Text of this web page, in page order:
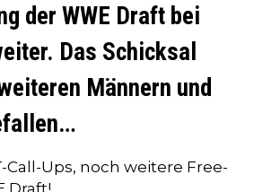
der WWE Draft bei
Das Schicksal
Männern und
Call-Ups, noch weitere Free-
Draft!